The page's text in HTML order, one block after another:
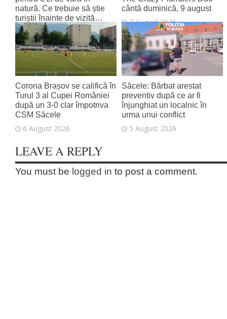
natură. Ce trebuie să știe
turiștii înainte de vizită…
7 August 2026
cântă duminică, 9 august
7 August 2026
Corona Brașov se califică în
Turul 3 al Cupei României
după un 3-0 clar împotriva
CSM Săcele
6 August 2026
Săcele: Bărbat arestat
preventiv după ce ar fi
înjunghiat un localnic în
urma unui conflict
5 August 2026
LEAVE A REPLY
You must be logged in to post a comment.